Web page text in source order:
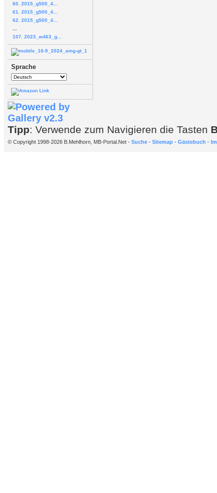
60. 2015_g500_4...
61. 2015_g500_4...
62. 2015_g500_4...
107. 2023_w463_g...
Sprache
Tipp: Verwende zum Navigieren die Tasten
© Copyright 1998-2026 B.Mehlhorn, MB-Portal.Net - Suche - Sitemap - Gästebuch -